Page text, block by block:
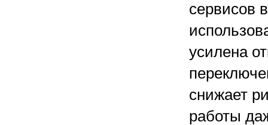
сервисов
усилена
снижает
работы